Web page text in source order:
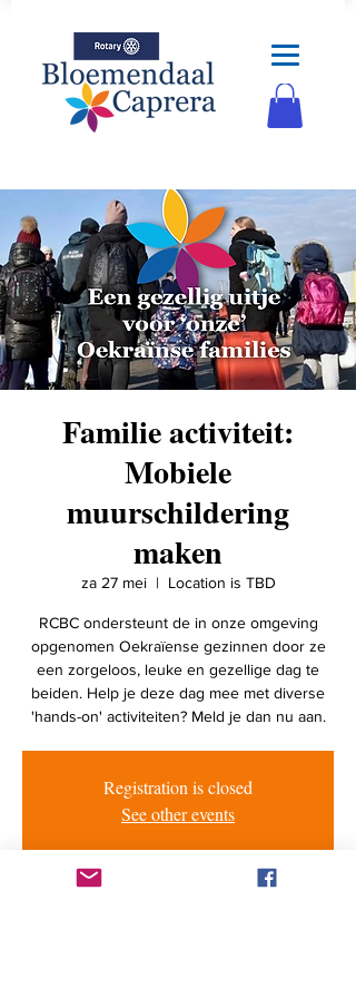
Familie activiteit:
Mobiele
muurschildering
maken
za 27 mei
  |
Location is TBD
RCBC ondersteunt de in onze omgeving
opgenomen Oekraïense gezinnen door ze
een zorgeloos, leuke en gezellige dag te
beiden. Help je deze dag mee met diverse
'hands-on' activiteiten? Meld je dan nu aan.
Registration is closed
See other events